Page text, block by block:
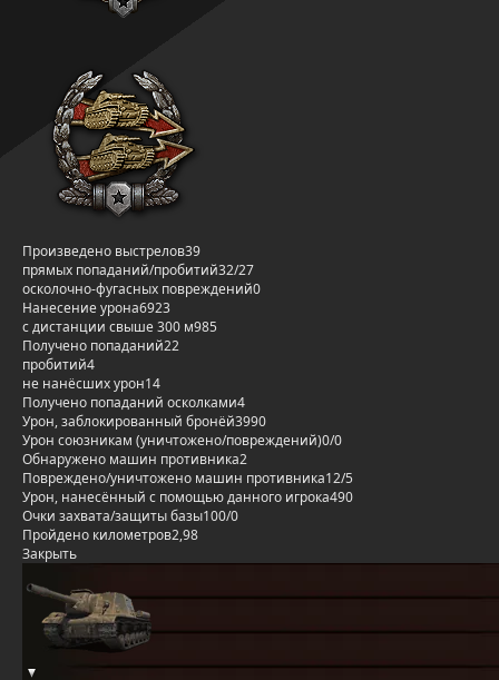
Произведено выстрелов39
прямых попаданий/пробитий32/27
осколочно-фугасных повреждений0
Нанесение урона6923
с дистанции свыше 300 м985
Получено попаданий22
пробитий4
не нанёсших урон14
Получено попаданий осколками4
Урон, заблокированный бронёй3990
Урон союзникам (уничтожено/повреждений)0/0
Обнаружено машин противника2
Повреждено/уничтожено машин противника12/5
Урон, нанесённый с помощью данного игрока490
Очки захвата/защиты базы100/0
Пройдено километров2,98
Закрыть